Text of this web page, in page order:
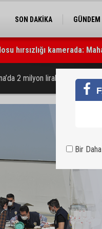
SON DAKİKA GÜNDEM
hırsızlığı kamerada:
Askeri Hastanesi için
2 milyon liralık sahte
Bir